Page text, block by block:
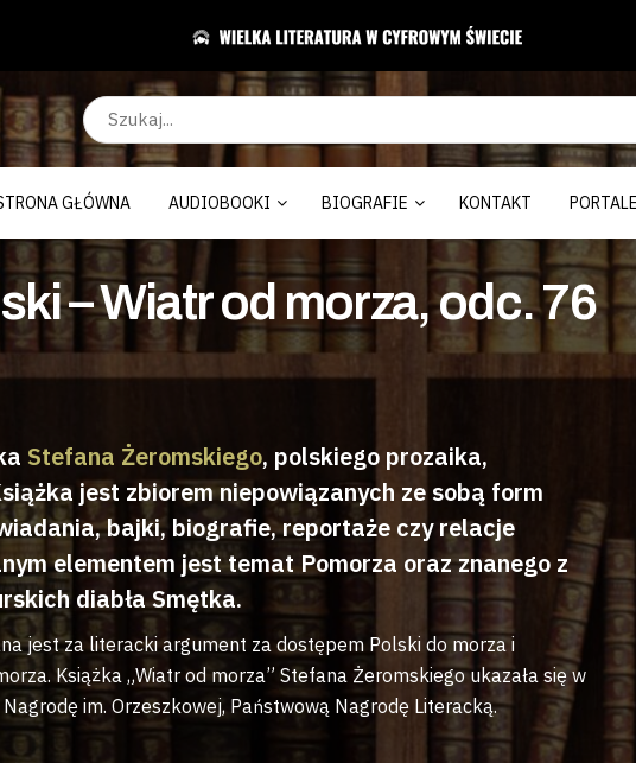
GŁÓWNA AUDIOBOOKI BIOGRAFIE KONTAKT
– Wiatr od morza, odc. 76
Stefana Żeromskiego, polskiego prozaika,
jest zbiorem niepowiązanych ze sobą form
bajki, biografie, reportaże czy relacje
elementem jest temat Pomorza oraz znanego z
diabła Smętka.
jest za literacki argument za dostępem Polski do morza i
Książka „Wiatr od morza” Stefana Żeromskiego ukazała się w
im. Orzeszkowej, Państwową Nagrodę Literacką.